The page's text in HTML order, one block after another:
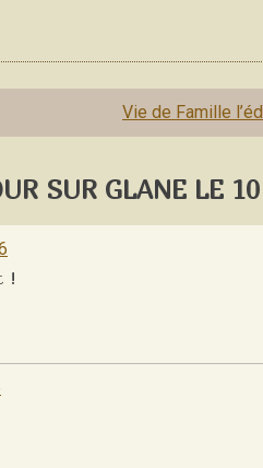
Vie de Famille
SUR GLANE LE
!